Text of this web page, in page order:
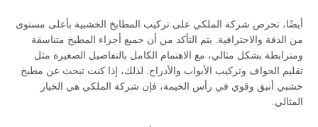
أيضًا، تحرص شركة الملكي على تركيب المطابخ الخشبية بأعلى مستوى
من الدقة والاحترافية. يتم التأكد من أن جميع أجزاء المطبخ متناسقة
ومترابطة بشكل مثالي، مع الاهتمام الكامل بالتفاصيل الصغيرة مثل
تقليم الحواف وتركيب الأبواب والأدراج. لذلك، إذا كنت تبحث عن مطبخ
خشبي أنيق وقوي في رأس الخيمة، فإن شركة الملكي هي الخيار
المثالي.